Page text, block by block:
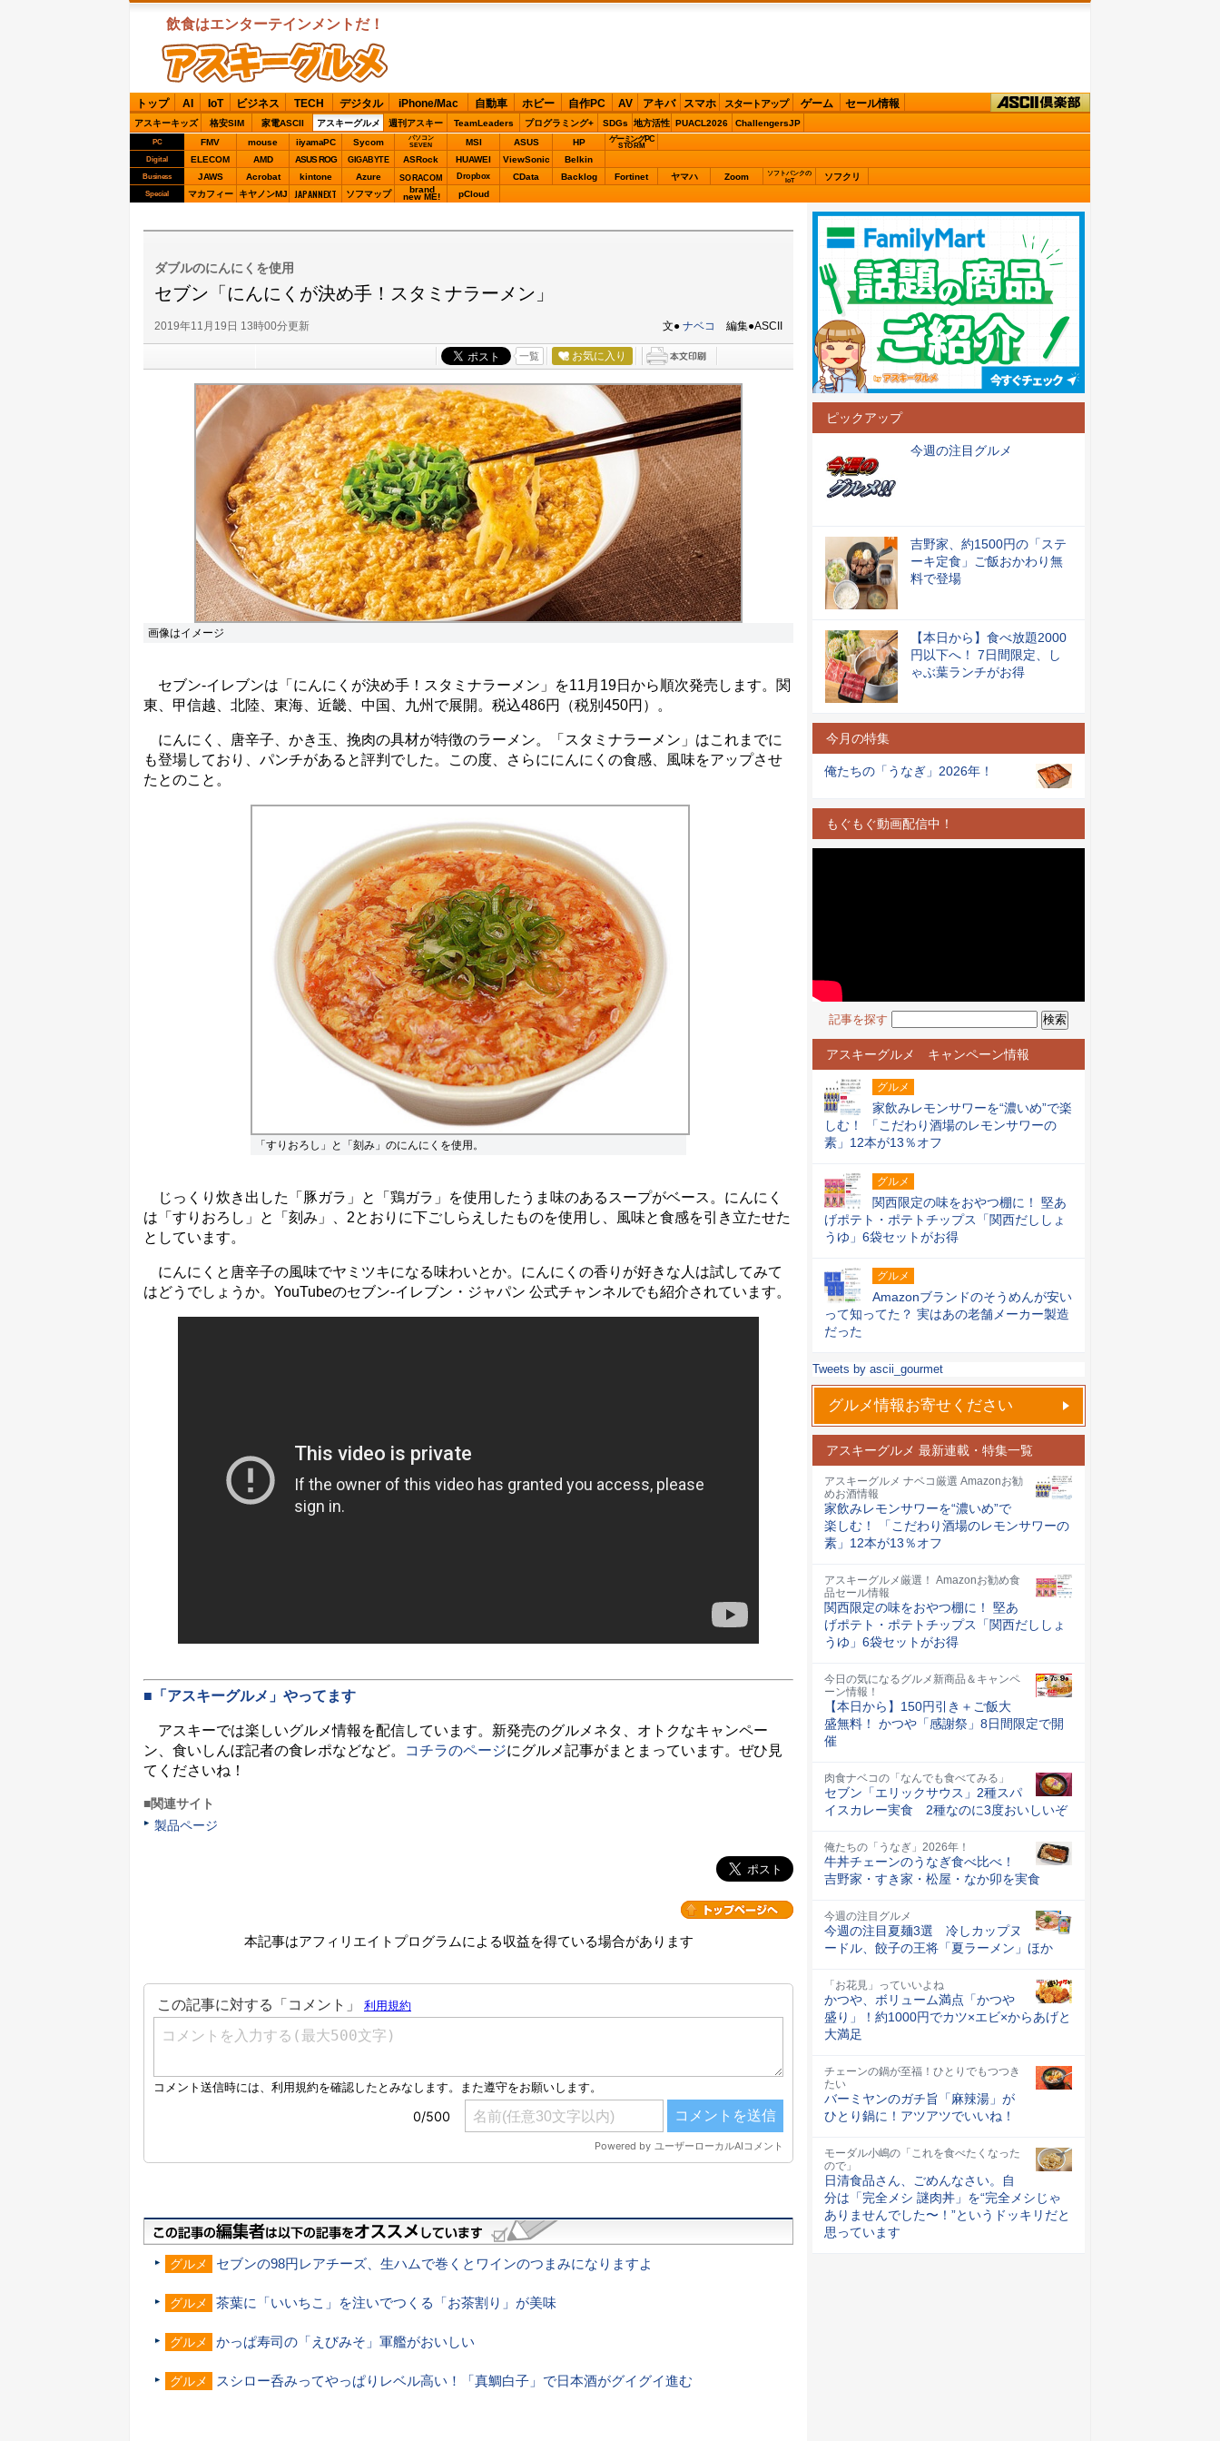
飲食はエンターテインメントだ！
ASCIIグルメ
トップ AI IoT ビジネス TECH デジタル iPhone/Mac 自動車 ホビー 自作PC AV アキバ スマホ スタートアップ ゲーム セール情報
アスキーキッズ 格安SIM 家電ASCII アスキーグルメ 週刊アスキー TeamLeaders プログラミング+ SDGs 地方活性 PUACL2026 ChallengersJP
PC FMV mouse iiyamaPC Sycom
パソコン
SEVEN
MSI ASUS HP ゲーミングPC
STORM
Digital ELECOM AMD ASUS ROG GIGABYTE ASRock HUAWEI ViewSonic Belkin
Business JAWS Acrobat kintone Azure SORACOM Dropbox CData Backlog Fortinet ヤマハ Zoom
ソフトバンクの
IoT
ソフクリ
Special マカフィー キヤノンMJ JAPANNEXT ソフマップ brand
new ME! pCloud
ダブルのにんにくを使用
セブン「にんにくが決め手！スタミナラーメン」
2019年11月19日 13時00分更新 文● ナベコ 編集●ASCII
一覧 お気に入り
画像はイメージ
セブン-イレブンは「にんにくが決め手！スタミナラーメン」を11月19日から順次発売します。関
東、甲信越、北陸、東海、近畿、中国、九州で展開。税込486円（税別450円）。
にんにく、唐辛子、かき玉、挽肉の具材が特徴のラーメン。「スタミナラーメン」はこれまでに
も登場しており、パンチがあると評判でした。この度、さらににんにくの食感、風味をアップさせ
たとのこと。
「すりおろし」と「刻み」のにんにくを使用。
じっくり炊き出した「豚ガラ」と「鶏ガラ」を使用したうま味のあるスープがベース。にんにく
は「すりおろし」と「刻み」、2とおりに下ごしらえしたものを使用し、風味と食感を引き立たせた
としています。
にんにくと唐辛子の風味でヤミツキになる味わいとか。にんにくの香りが好きな人は試してみて
はどうでしょうか。YouTubeのセブン‐イレブン・ジャパン 公式チャンネルでも紹介されています。
■「アスキーグルメ」やってます
アスキーでは楽しいグルメ情報を配信しています。新発売のグルメネタ、オトクなキャンペー
ン、食いしんぼ記者の食レポなどなど。
コチラのページにグルメ記事がまとまっています。ぜひ見
てくださいね！
■関連サイト
製品ページ
本記事はアフィリエイトプログラムによる収益を得ている場合があります
グルメ セブンの98円レアチーズ、生ハムで巻くとワインのつまみになりますよ
グルメ 茶葉に「いいちこ」を注いでつくる「お茶割り」が美味
グルメ かっぱ寿司の「えびみそ」軍艦がおいしい
グルメ スシロー呑みってやっぱりレベル高い！「真鯛白子」で日本酒がグイグイ進む
ピックアップ
今週の注目グルメ
吉野家、約1500円の「ステ
ーキ定食」ご飯おかわり無
料で登場
【本日から】食べ放題2000
円以下へ！ 7日間限定、し
ゃぶ葉ランチがお得
今月の特集
俺たちの「うなぎ」2026年！
もぐもぐ動画配信中！
記事を探す
アスキーグルメ キャンペーン情報
グルメ
家飲みレモンサワーを“濃いめ”で楽
しむ！ 「こだわり酒場のレモンサワーの
素」12本が13％オフ
グルメ
関西限定の味をおやつ棚に！ 堅あ
げポテト・ポテトチップス「関西だししょ
うゆ」6袋セットがお得
グルメ
Amazonブランドのそうめんが安い
って知ってた？ 実はあの老舗メーカー製造
だった
Tweets by ascii_gourmet
グルメ情報お寄せください
アスキーグルメ 最新連載・特集一覧
アスキーグルメ ナベコ厳選 Amazonお勧
めお酒情報
家飲みレモンサワーを“濃いめ”で
楽しむ！ 「こだわり酒場のレモンサワーの
素」12本が13％オフ
アスキーグルメ厳選！ Amazonお勧め食
品セール情報
関西限定の味をおやつ棚に！ 堅あ
げポテト・ポテトチップス「関西だししょ
うゆ」6袋セットがお得
今日の気になるグルメ新商品＆キャンペ
ーン情報！
【本日から】150円引き＋ご飯大
盛無料！ かつや「感謝祭」8日間限定で開
催
肉食ナベコの「なんでも食べてみる」
セブン「エリックサウス」2種スパ
イスカレー実食 2種なのに3度おいしいぞ
俺たちの「うなぎ」2026年！
牛丼チェーンのうなぎ食べ比べ！
吉野家・すき家・松屋・なか卯を実食
今週の注目グルメ
今週の注目夏麺3選 冷しカップヌ
ードル、餃子の王将「夏ラーメン」ほか
「お花見」っていいよね
かつや、ボリューム満点「かつや
盛り」！約1000円でカツ×エビ×からあげと
大満足
チェーンの鍋が至福！ひとりでもつつき
たい
バーミヤンのガチ旨「麻辣湯」が
ひとり鍋に！アツアツでいいね！
モーダル小嶋の「これを食べたくなった
ので」
日清食品さん、ごめんなさい。自
分は「完全メシ 謎肉丼」を“完全メシじゃ
ありませんでした〜！”というドッキリだと
思っています